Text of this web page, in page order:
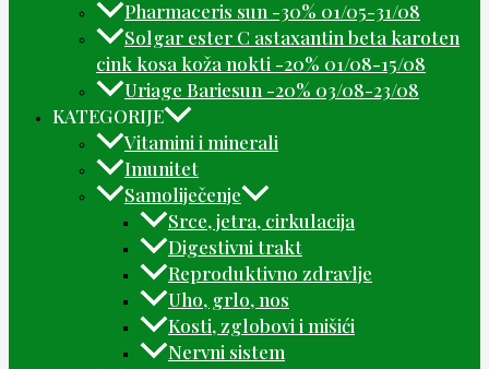
Pharmaceris sun -30% 01/05-31/08
Solgar ester C astaxantin beta karoten
cink kosa koža nokti -20% 01/08-15/08
Uriage Bariesun -20% 03/08-23/08
KATEGORIJE
Vitamini i minerali
Imunitet
Samoliječenje
Srce, jetra, cirkulacija
Digestivni trakt
Reproduktivno zdravlje
Uho, grlo, nos
Kosti, zglobovi i mišići
Nervni sistem